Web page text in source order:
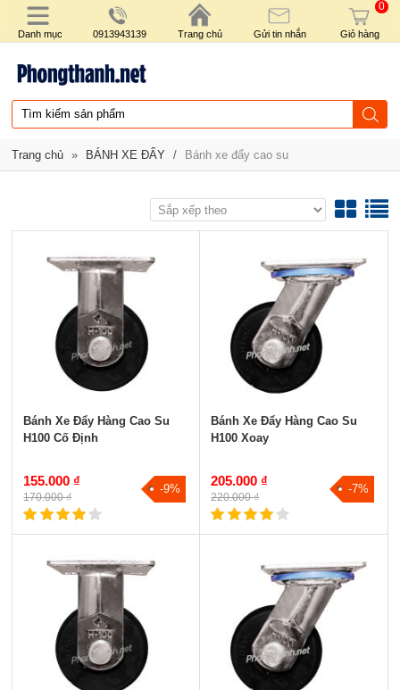
Danh mục 0913943139 Trang chủ Gửi tin nhắn
0
Giỏ hàng
Trang chủ » BÁNH XE ĐẨY / Bánh xe đẩy cao su
Bánh Xe Đẩy Hàng Cao Su
H100 Cố Định
155.000 ₫
170.000 ₫
-9%
Bánh Xe Đẩy Hàng Cao Su
H100 Xoay
205.000 ₫
220.000 ₫
-7%